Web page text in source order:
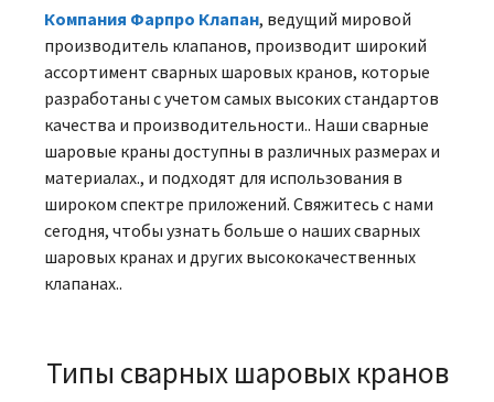
Компания Фарпро Клапан, ведущий мировой
производитель клапанов, производит широкий
ассортимент сварных шаровых кранов, которые
разработаны с учетом самых высоких стандартов
качества и производительности.. Наши сварные
шаровые краны доступны в различных размерах и
материалах., и подходят для использования в
широком спектре приложений. Свяжитесь с нами
сегодня, чтобы узнать больше о наших сварных
шаровых кранах и других высококачественных
клапанах..
Типы сварных шаровых кранов